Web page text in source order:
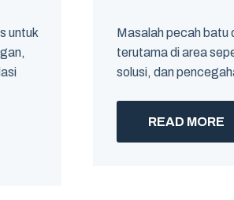
untuk
Masalah pecah batu
terutama di area
solusi, dan
READ MORE